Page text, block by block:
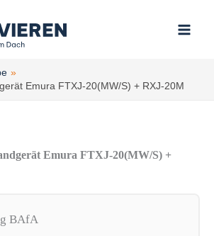
Emura FTXJ-20(MW/S) + RXJ-20M
Emura FTXJ-20(MW/S) +
BAfA